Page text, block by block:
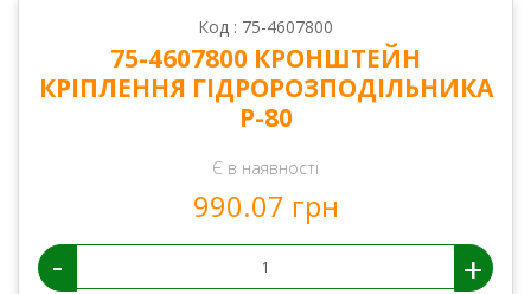
Код : 75-4607800
75-4607800 КРОНШТЕЙН
КРІПЛЕННЯ ГІДРОРОЗПОДІЛЬНИКА
Р-80
Є в наявності
990.07 грн
- +